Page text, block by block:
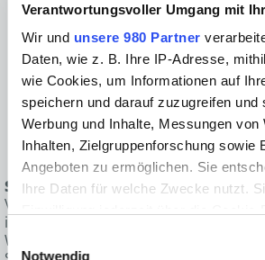
Verantwortungsvoller Umgang mit
Wir und unsere 980 Partner
Daten, wie z. B. Ihre IP-Adresse,
wie Cookies, um Informationen auf
speichern und darauf zuzugreifen und
Werbung und Inhalte, Messungen von
Inhalten, Zielgruppenforschung sowie
Angeboten zu ermöglichen. Sie
Ihre Daten für welche Zwecke nutzt.
widerrufen
Einwilligungsauswahl
Notwendig
SPIEGEL MEDIAversteht sich als
Vermarkter publizistisch hochwertiger
ihren Segmenten zu den Marktführern
Werbetreibende erreichen über die